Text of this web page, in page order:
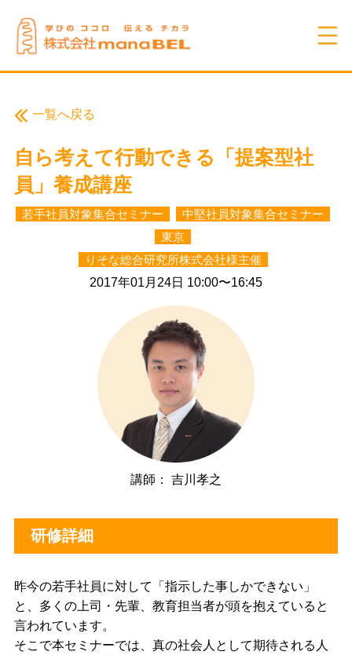
一覧へ戻る
自ら考えて行動できる「提案型社
員」養成講座
若手社員対象集合セミナー
中堅社員対象集合セミナー
東京
りそな総合研究所株式会社様主催
2017年01月24日 10:00〜16:45
講師： 吉川孝之
研修詳細
昨今の若手社員に対して「指示した事しかできない」
と、多くの上司・先輩、教育担当者が頭を抱えていると
言われています。
そこで本セミナーでは、真の社会人として期待される人